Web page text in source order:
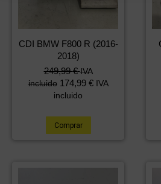
CDI BMW F800 R (2016-
2018)
249,99€ IVA
incluido 174,99 € IVA
incluido
Comprar